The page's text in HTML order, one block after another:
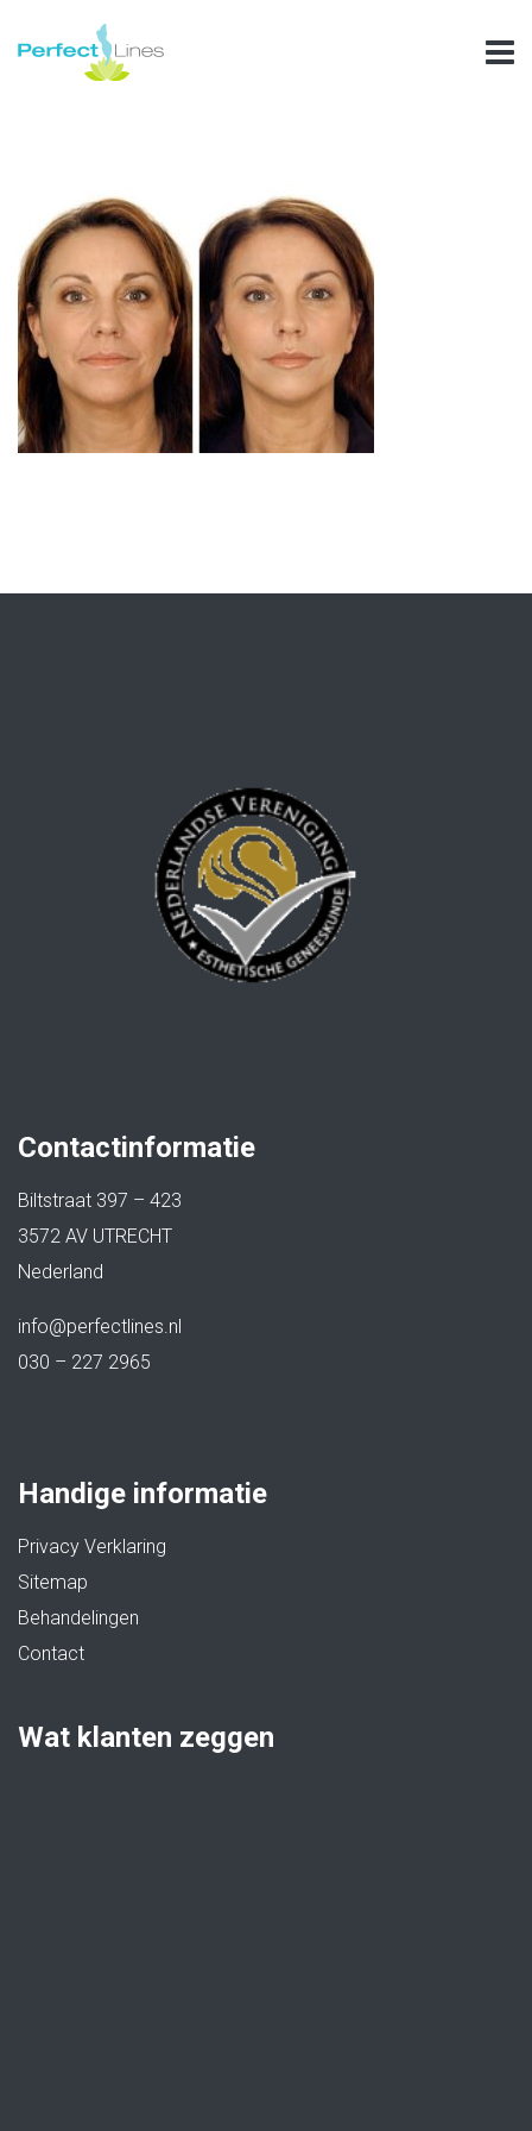
Contactinformatie
Biltstraat 397 – 423
3572 AV UTRECHT
Nederland
info@perfectlines.nl
030 – 227 2965
Handige informatie
Privacy Verklaring
Sitemap
Behandelingen
Contact
Wat klanten zeggen